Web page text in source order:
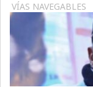
VÍAS NAVEGABLES